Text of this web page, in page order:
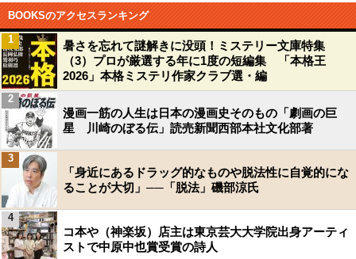
BOOKSのアクセスランキング
暑さを忘れて謎解きに没頭！ミステリー文庫特集
（3）プロが厳選する年に1度の短編集 「本格王
2026」本格ミステリ作家クラブ選・編
1
漫画一筋の人生は日本の漫画史そのもの「劇画の巨
星 川崎のぼる伝」読売新聞西部本社文化部著
2
「身近にあるドラッグ的なものや脱法性に自覚的にな
ることが大切」──「脱法」磯部涼氏
3
コ本や（神楽坂）店主は東京芸大大学院出身アーティ
ストで中原中也賞受賞の詩人
4